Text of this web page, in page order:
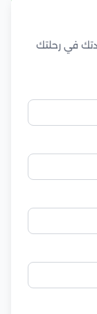
في رحلتك